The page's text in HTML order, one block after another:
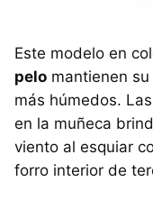
Este modelo en
pelo mantienen
más húmedos.
en la muñeca
viento al esquiar
forro interior de